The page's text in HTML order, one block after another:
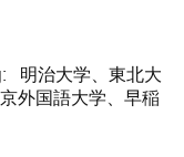
明治大学、東北大
外国語大学、早稲